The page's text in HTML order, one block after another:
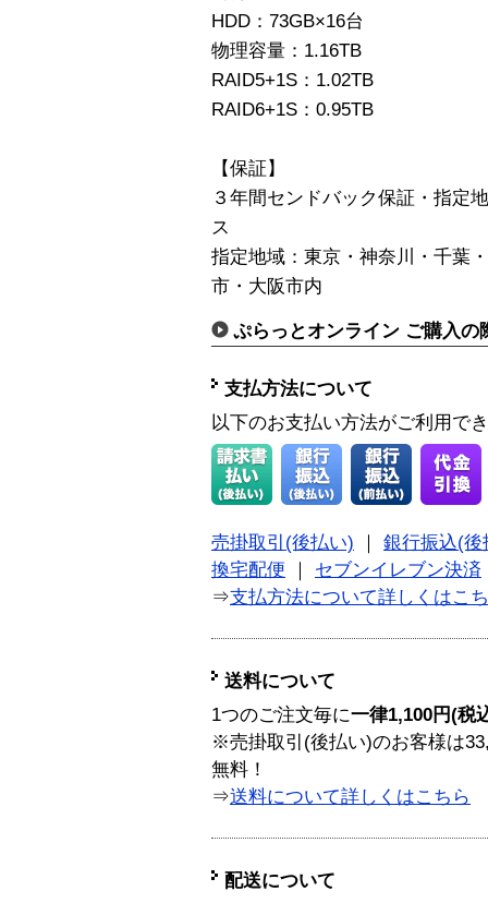
HDD：73GB×16台
物理容量：1.16TB
RAID5+1S：1.02TB
RAID6+1S：0.95TB
【保証】
３年間センドバック保証・指定
ス
指定地域：東京・神奈川・千葉
市・大阪市内
ぷらっとオンライン ご購入の
支払方法について
以下のお支払い方法がご利用で
売掛取引(後払い)
銀行振込(後
換宅配便
セブンイレブン決済
⇒支払方法について詳しくはこ
送料について
1つのご注文毎に一律1,100円(税
※売掛取引(後払い)のお客様は
無料！
⇒送料について詳しくはこちら
配送について